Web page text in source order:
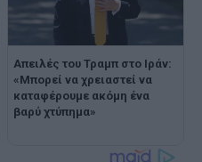
Απειλές του Τραμπ στο Ιράν:
«Μπορεί να χρειαστεί να
καταφέρουμε ακόμη ένα
βαρύ χτύπημα»